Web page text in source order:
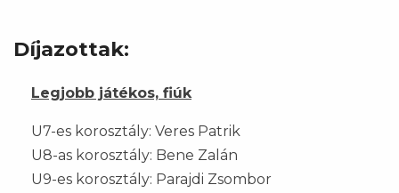
Díjazottak:
Legjobb játékos, fiúk
U7-es korosztály: Veres Patrik
U8-as korosztály: Bene Zalán
U9-es korosztály: Parajdi Zsombor